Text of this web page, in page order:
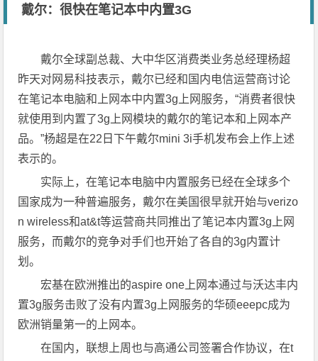
戴尔：很快在笔记本中内置3G
戴尔全球副总裁、大中华区消费类业务总经理杨超
昨天对网易科技表示，戴尔已经和国内电信运营商讨论
在笔记本电脑和上网本中内置3g上网服务，“消费者很快
就使用到内置了3g上网模块的戴尔的笔记本和上网本产
品。”杨超是在22日下午戴尔mini 3i手机发布会上作上述
表示的。
实际上，在笔记本电脑中内置服务已经在全球多个
国家成为一种普遍服务，戴尔在美国很早就开始与verizo
n wireless和at&t等运营商共同推出了笔记本内置3g上网
服务，而戴尔的竞争对手们也开始了各自的3g内置计
划。
宏基在欧洲推出的aspire one上网本通过与沃达丰内
置3g服务击败了没有内置3g上网服务的华硕eeepc成为
欧洲销量第一的上网本。
在国内，联想上周也与高通公司签署合作协议，在t